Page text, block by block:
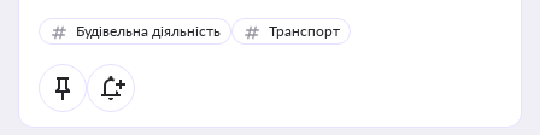
Будівельна діяльність Транспорт